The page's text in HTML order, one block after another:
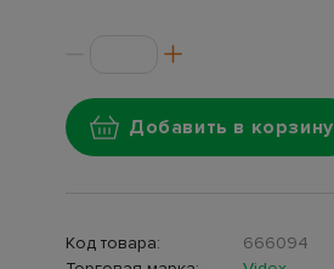
Добавить в корзину
Код товара:
666094